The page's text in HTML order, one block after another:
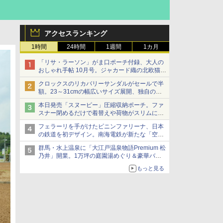
アクセスランキング
1時間 24時間 1週間 1カ月
「リサ・ラーソン」がま口ポーチ付録、大人の
おしゃれ手帖 10月号。ジャカード織の北欧猫デ
ザイン
クロックスのリカバリーサンダルがセールで半
額。23～31cmの幅広いサイズ展開、独自のク
ッション素材を採用
本日発売「スヌーピー」圧縮収納ポーチ。ファ
スナー閉めるだけで着替えや荷物がスリムにま
とまる
フェラーリを手がけたピニンファリーナ、日本
の鉄道を初デザイン。南海電鉄が新たな「空港
特急」をなにわ筋線へ導入
群馬・水上温泉に「大江戸温泉物語Premium 松
乃井」開業。1万坪の庭園湯めぐり＆豪華バイ
もっと見る